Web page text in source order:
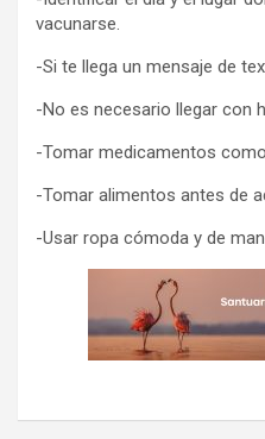
vacunarse.
-Si te llega un mensaje de
-No es necesario llegar con
-Tomar medicamentos
-Tomar alimentos antes de
-Usar ropa cómoda y de